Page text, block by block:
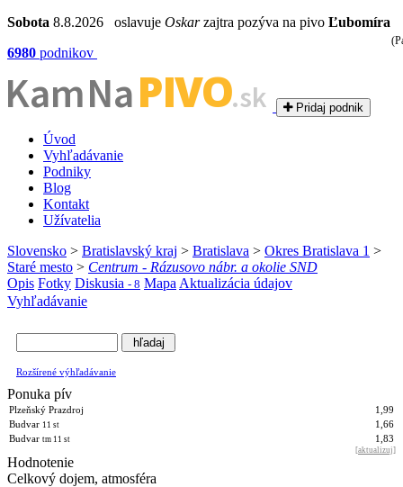
Sobota 8.8.2026 oslavuje Oskarzajtra pozýva na pivo Ľubomíra
6980 podnikov
Kam NaPIVO.sk Pridaj podnik
Úvod
Vyhľadávanie
Podniky
Blog
Kontakt
Užívatelia
Slovensko > Bratislavský kraj > Bratislava > Okres Bratislava 1 >
Staré mesto > Centrum - Rázusovo nábr. a okolie SND
Opis Fotky Diskusia - 8 Mapa Aktualizácia údajov
Vyhľadávanie
Rozšírené výhľadávanie
Ponuka pív
Plzeňský Prazdroj
1,99
Budvar 11 st
1,66
Budvar tm 11 st 1,83
[aktualizuj]
Hodnotenie
Celkový dojem, atmosféra